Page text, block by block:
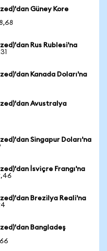
Güney Kore
Rus Rublesi'na
Kanada Doları'na
Avustralya
Singapur Doları'na
İsviçre Frangı'na
Brezilya Reali'na
Bangladeş